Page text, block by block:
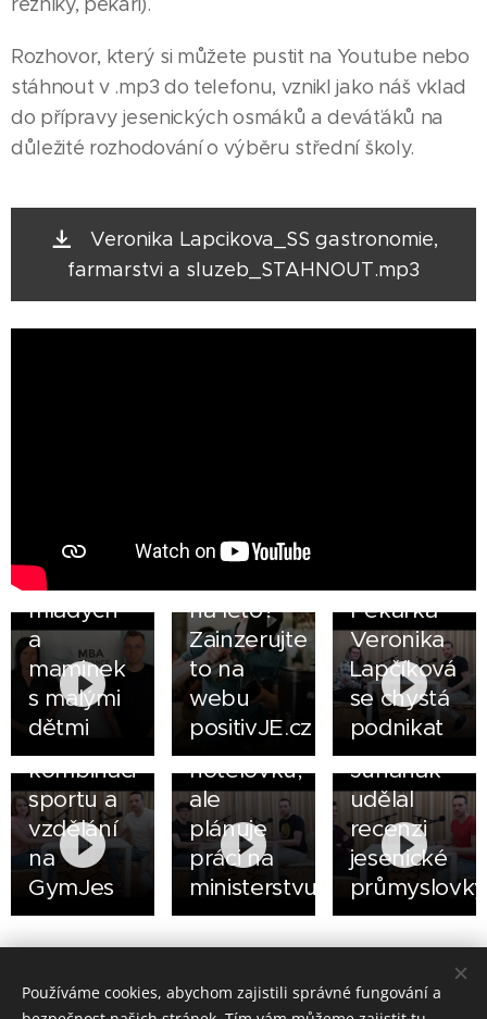
Rozhovor, který si můžete pustit na Youtube nebo
stáhnout v .mp3 do telefonu, vznikl jako náš vklad
do přípravy jesenických osmáků a deváťáků na
důležité rozhodování o výběru střední školy.
Veronika Lapcikova_SS gastronomie,
farmarstvi a sluzeb_STAHNOUT.mp3
Finance je
zaměstnavatel
mladých
a
maminek
s malými
dětmi
Hledáte
na léto?
Zainzerujte
to na
webu
positivJE.cz
Pekařka
Veronika
Lapčíková
se chystá
podnikat
11.04.2022
PODCAST:
Hanka
Řehová
oceňuje
kombinaci
sportu a
vzdělání
na
GymJes
30.03.2022
PODCAST:
Roman
Vavrač
vystudoval
jesenickou
hotelovku,
ale
plánuje
práci na
ministerstvu
14.03.2022
PODCAST:
Miroslav
Juhaňák
udělal
recenzi
jesenické
průmyslovky
Používáme cookies, abychom zajistili správné fungování a